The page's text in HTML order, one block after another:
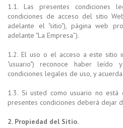
1.1. Las presentes condiciones
condiciones de acceso del sitio
adelante el "sitio"), página web
adelante "La Empresa”).
1.2. El uso o el acceso a este sitio
"usuario") reconoce haber leído
condiciones legales de uso, y
1.3. Si usted como usuario no
presentes condiciones deberá dejar
2. Propiedad del Sitio.